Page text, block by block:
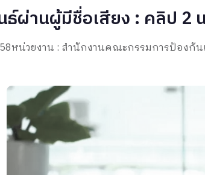
ผ่านผู้มีชื่อเสียง : คลิป 2
หน่วยงาน : สำนักงานคณะกรรมการป้องกั